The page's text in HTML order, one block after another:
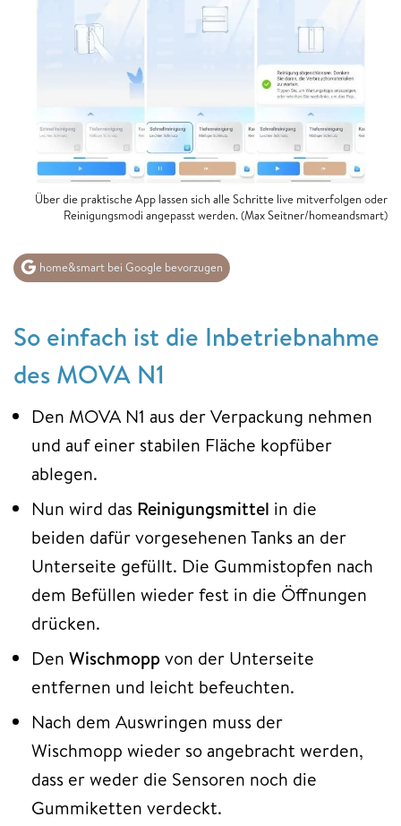
Über die praktische App lassen sich alle Schritte live mitverfolgen oder
Reinigungsmodi angepasst werden. (Max Seitner/homeandsmart)
home&smart bei Google bevorzugen
So einfach ist die Inbetriebnahme
des MOVA N1
Den MOVA N1 aus der Verpackung nehmen
und auf einer stabilen Fläche kopfüber
ablegen.
Nun wird das Reinigungsmittel in die
beiden dafür vorgesehenen Tanks an der
Unterseite gefüllt. Die Gummistopfen nach
dem Befüllen wieder fest in die Öffnungen
drücken.
Den Wischmoppvon der Unterseite
entfernen und leicht befeuchten.
Nach dem Auswringen muss der
Wischmopp wieder so angebracht werden,
dass er weder die Sensoren noch die
Gummiketten verdeckt.